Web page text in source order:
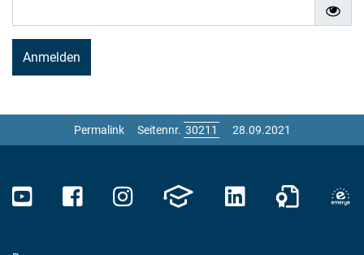
Permalink Seitennr. 28.09.2021